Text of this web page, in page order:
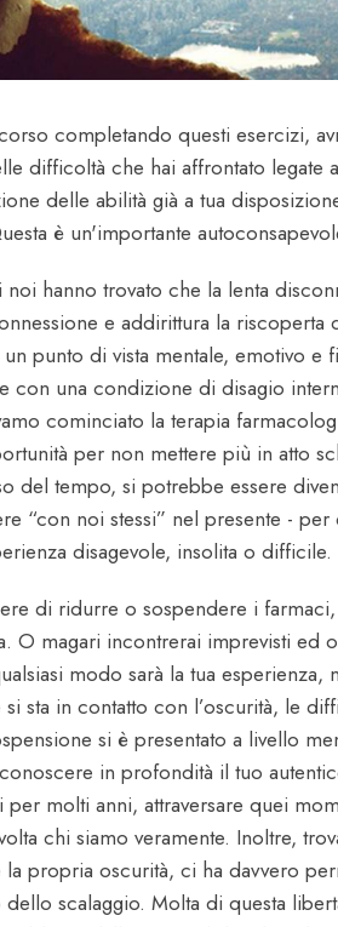
completando questi esercizi,
difficoltà che hai affrontato legate
delle abilità già a tua
è un'importante
hanno trovato che la lenta
e addirittura la riscoperta
punto di vista mentale, emotivo e
con una condizione di disagio
cominciato la terapia
per non mettere più in atto
del tempo, si potrebbe essere
“con noi stessi” nel presente - per
disagevole, insolita o difficile.
di ridurre o sospendere i
O magari incontrerai imprevisti ed
modo sarà la tua
sta in contatto con l’oscurità, le
si è presentato a livello
in profondità il tuo
molti anni, attraversare quei
chi siamo veramente. Inoltre,
propria oscurità, ci ha davvero
scalaggio. Molta di questa